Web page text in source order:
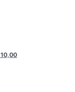
10,00